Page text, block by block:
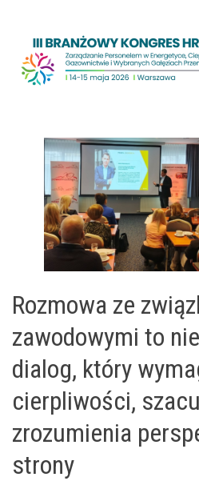
Rozmowa ze
zawodowymi to
dialog, który
cierpliwości,
zrozumienia
strony